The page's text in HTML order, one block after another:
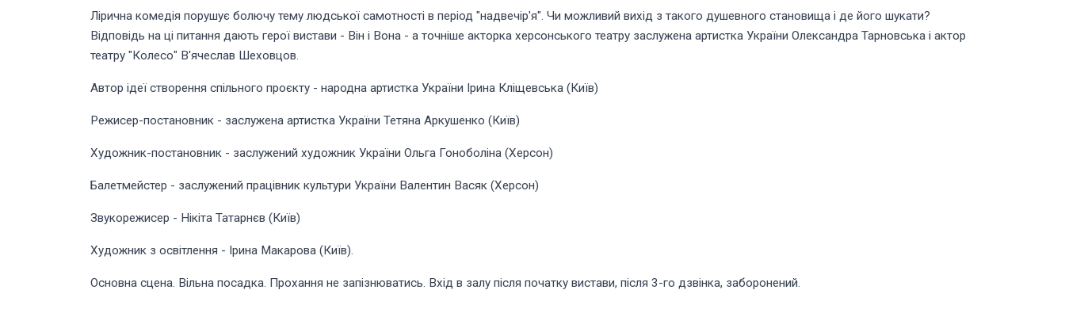
Лірична комедія порушує болючу тему людської самотності в період "надвечір'я". Чи можливий вихід з такого душевного становища і де його шукати?
Відповідь на ці питання дають герої вистави - Він і Вона - а точніше акторка херсонського театру заслужена артистка України Олександра Тарновська і актор
театру "Колесо" В'ячеслав Шеховцов.
Автор ідеї створення спільного проєкту - народна артистка України Ірина Кліщевська (Київ)
Режисер-постановник - заслужена артистка України Тетяна Аркушенко (Київ)
Художник-постановник - заслужений художник України Ольга Гоноболіна (Херсон)
Балетмейстер - заслужений працівник культури України Валентин Васяк (Херсон)
Звукорежисер - Нікіта Татарнєв (Київ)
Художник з освітлення - Ірина Макарова (Київ).
Основна сцена. Вільна посадка. Прохання не запізнюватись. Вхід в залу після початку вистави, після 3-го дзвінка, заборонений.